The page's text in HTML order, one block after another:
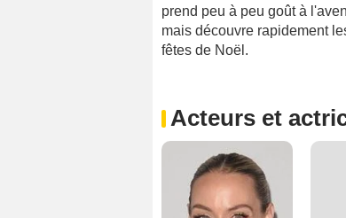
prend peu à peu goût à
mais découvre rapidement
fêtes de Noël.
Acteurs et